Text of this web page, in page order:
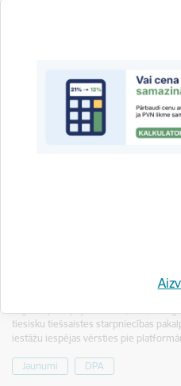
tiesisku tiešsaistes starpniecības
iestāžu iespējas vērsties pie
Jaunumi DPA